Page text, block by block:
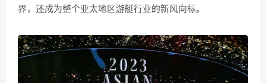
界，还成为整个亚太地区游艇行业的新风向标。